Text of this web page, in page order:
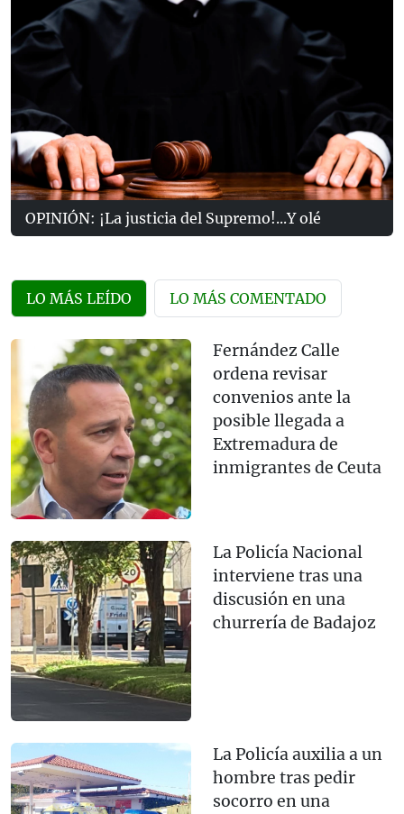
OPINIÓN: ¡La justicia del Supremo!...Y olé
LO MÁS LEÍDO LO MÁS COMENTADO
Fernández Calle
ordena revisar
convenios ante la
posible llegada a
Extremadura de
inmigrantes de Ceuta
La Policía Nacional
interviene tras una
discusión en una
churrería de Badajoz
La Policía auxilia a un
hombre tras pedir
socorro en una